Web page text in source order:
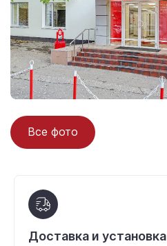
Все фото
Доставка и установка